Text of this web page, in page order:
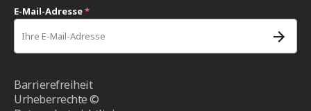
E-Mail-Adresse*
Barrierefreiheit
Urheberrechte ©